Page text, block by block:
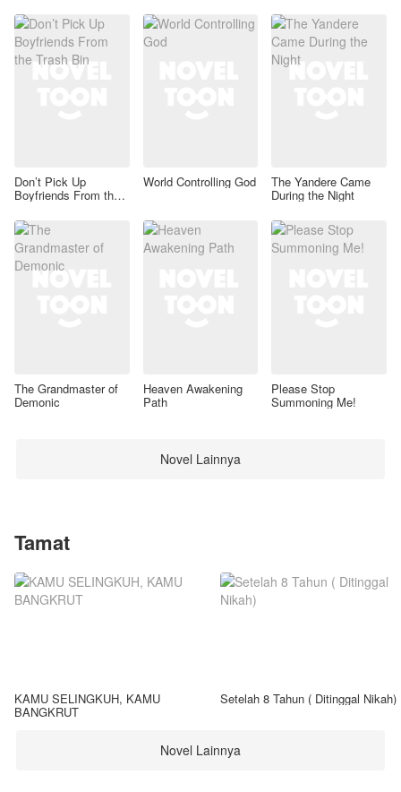
Don’t Pick Up
Boyfriends From the
World Controlling God The Yandere Came
During the Night
The Grandmaster of
Demonic
Heaven Awakening
Path
Please Stop
Summoning Me!
Novel Lainnya
Tamat
KAMU SELINGKUH, KAMU
BANGKRUT
Setelah 8 Tahun ( Ditinggal Nikah)
Novel Lainnya